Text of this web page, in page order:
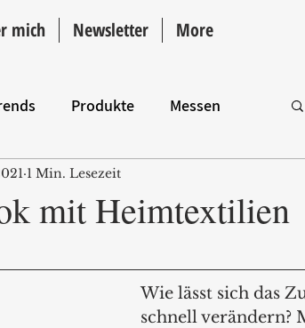
mich Newsletter More
Produkte Messen
mit Heimtextilien
1 Min. Lesezeit
Wie lässt sich das
schnell verändern?